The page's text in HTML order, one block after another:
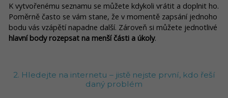
K vytvořenému seznamu se můžete kdykoli vrátit a doplnit ho.
Poměrně často se vám stane, že v momentě zapsání jednoho
bodu vás vzápětí napadne další. Zároveň si můžete jednotlivé
hlavní body rozepsat na menší části a úkoly.
2. Hledejte na internetu – jistě nejste první, kdo řeší
daný problém